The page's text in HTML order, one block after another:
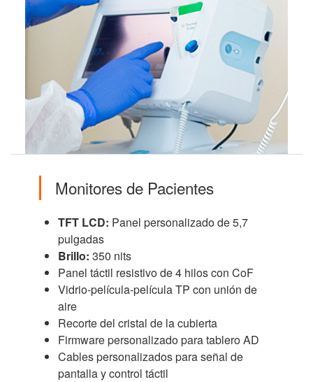
Monitores de Pacientes
TFT LCD: Panel personalizado de 5,7
pulgadas
Brillo: 350 nits
Panel táctil resistivo de 4 hilos con CoF
Vidrio-película-película TP con unión de
aire
Recorte del cristal de la cubierta
Firmware personalizado para tablero AD
Cables personalizados para señal de
pantalla y control táctil